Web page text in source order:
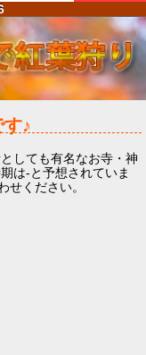
♪
しても有名なお寺・神
は-と予想されていま
せください。